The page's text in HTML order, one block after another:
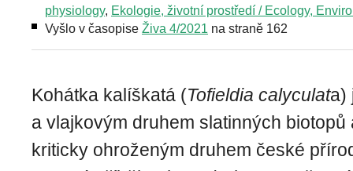
physiology, Ekologie, životní prostředí / Ecology,
Vyšlo v časopise Živa 4/2021 na straně 162
Kohátka kalíškatá (Tofieldia calyculata)
a vlajkovým druhem slatinných
kriticky ohroženým druhem české